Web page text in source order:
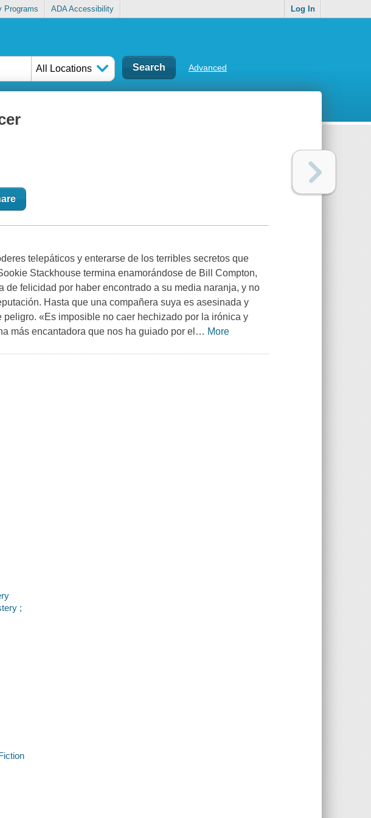
Programs ADA Accessibility Log In
All Locations Advanced
telepáticos y enterarse de los terribles secretos que
Stackhouse termina enamorándose de Bill Compton,
de felicidad por haber encontrado a su media naranja, y no
Hasta que una compañera suya es asesinada y
«Es imposible no caer hechizado por la irónica y
más encantadora que nos ha guiado por el … More
;